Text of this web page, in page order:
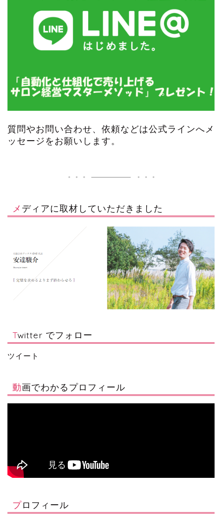
質問やお問い合わせ、依頼などは公式ラインへメ
ッセージをお願いします。
メディアに取材していただきました
Twitter でフォロー
ツイート
動画でわかるプロフィール
プロフィール